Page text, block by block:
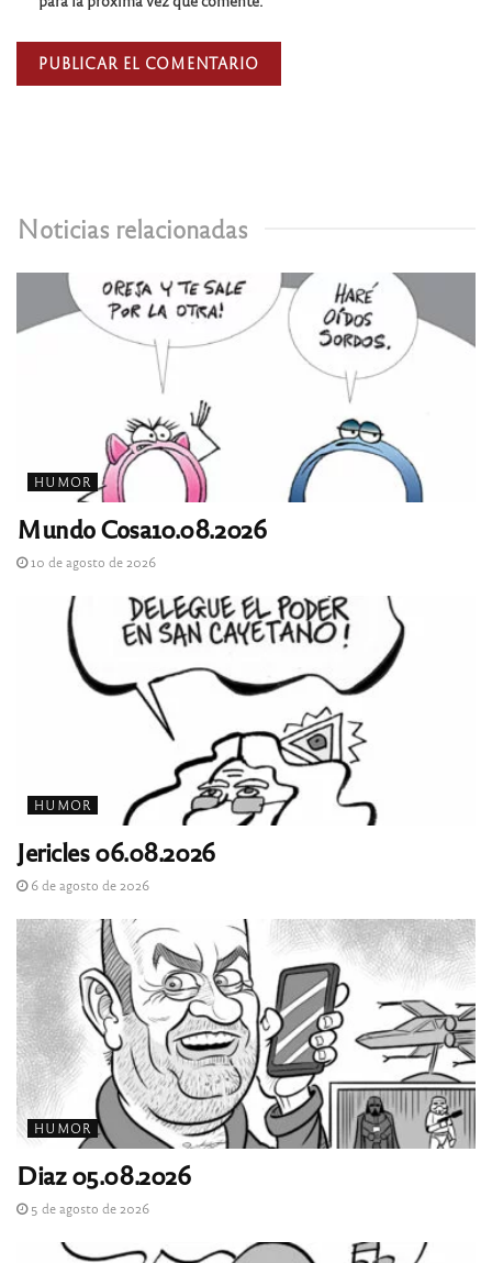
Noticias relacionadas
HUMOR
Mundo Cosa10.08.2026
10 de agosto de 2026
HUMOR
Jericles 06.08.2026
6 de agosto de 2026
HUMOR
Diaz 05.08.2026
5 de agosto de 2026